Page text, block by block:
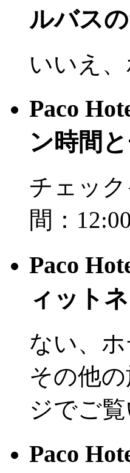
ルバス
いいえ
Paco
ン時間
チェッ
間：
Paco
ィット
ない、
その他
ジでご
Paco